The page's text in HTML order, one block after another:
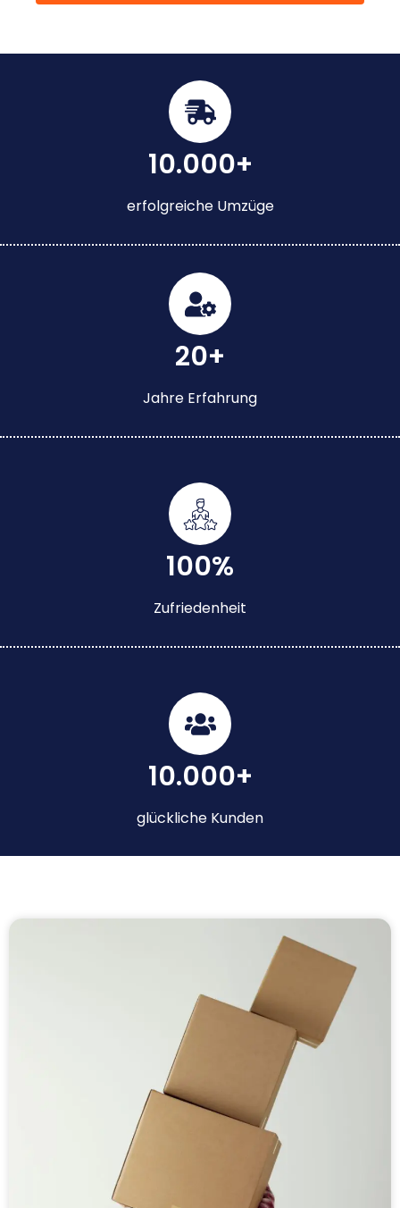
10.000+
erfolgreiche Umzüge
20+
Jahre Erfahrung
100%
Zufriedenheit
10.000+
glückliche Kunden